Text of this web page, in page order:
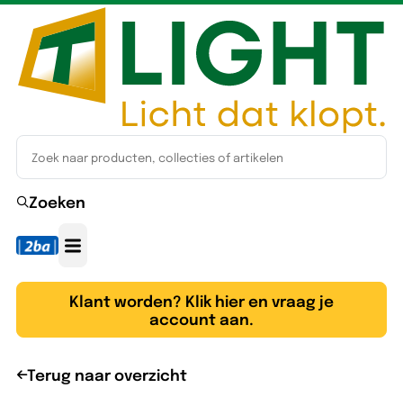
Zoeken
Klant worden? Klik hier en vraag je
account aan.
Terug naar overzicht